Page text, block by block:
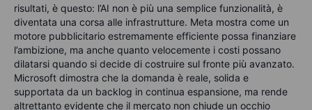
risultati, è questo: l’AI non è più una semplice funzionalità, è
diventata una corsa alle infrastrutture. Meta mostra come un
motore pubblicitario estremamente efficiente possa finanziare
l’ambizione, ma anche quanto velocemente i costi possano
dilatarsi quando si decide di costruire sul fronte più avanzato.
Microsoft dimostra che la domanda è reale, solida e
supportata da un backlog in continua espansione, ma rende
altrettanto evidente che il mercato non chiude un occhio